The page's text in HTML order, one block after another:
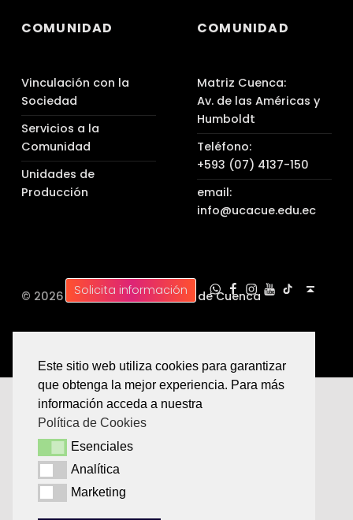
COMUNIDAD
Vinculación con la
Sociedad
Servicios a la
Comunidad
Unidades de
Producción
COMUNIDAD
Matriz Cuenca:
Av. de las Américas y
Humboldt
Teléfono:
+593 (07) 4137-150
email:
info@ucacue.edu.ec
© 2026 | Universidad Católica de Cuenca
Solicita información
UC WhatsApp
UC en Facebook
UC en Instagram
UC en Youtube
UC Tiktok
Este sitio web utiliza cookies para garantizar
que obtenga la mejor experiencia. Para más
información acceda a nuestra
Política de Cookies
EsencialesEsenciales
AnalíticaAnalítica
MarketingMarketing